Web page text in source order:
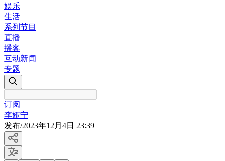
娱乐
生活
系列节目
直播
播客
互动新闻
专题
订阅
李娅宁
发布/2023年12月4日 23:39